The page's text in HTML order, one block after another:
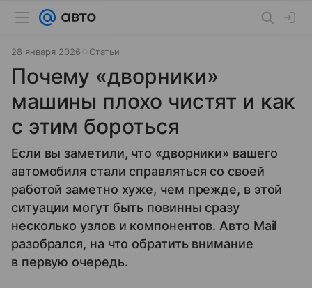
28 января 2026 Статьи
Почему «дворники»
машины плохо чистят и как
с этим бороться
Если вы заметили, что «дворники» вашего
автомобиля стали справляться со своей
работой заметно хуже, чем прежде, в этой
ситуации могут быть повинны сразу
несколько узлов и компонентов. Авто Mail
разобрался, на что обратить внимание
в первую очередь.